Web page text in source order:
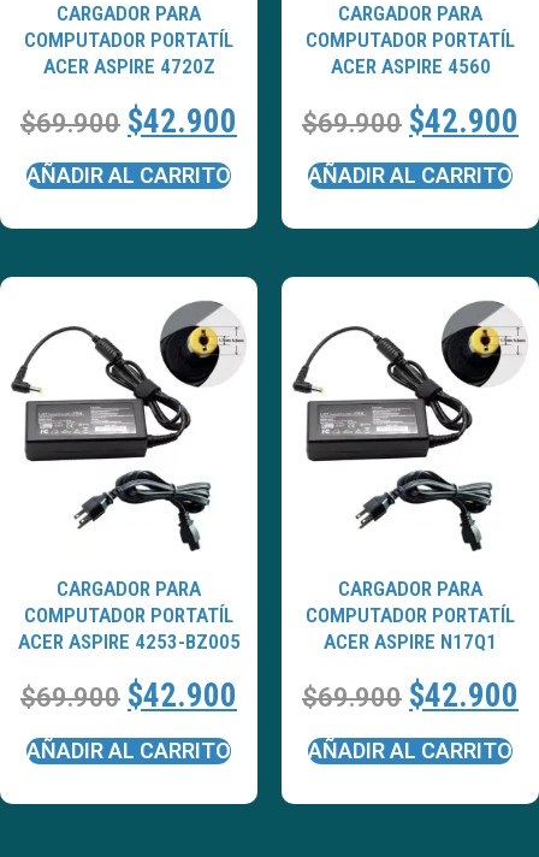
CARGADOR PARA
COMPUTADOR PORTATÍL
ACER ASPIRE 4720Z
$69.900 $42.900
AÑADIR AL CARRITO
CARGADOR PARA
COMPUTADOR PORTATÍL
ACER ASPIRE 4560
$69.900 $42.900
AÑADIR AL CARRITO
CARGADOR PARA
COMPUTADOR PORTATÍL
ACER ASPIRE 4253-BZ005
$69.900 $42.900
AÑADIR AL CARRITO
CARGADOR PARA
COMPUTADOR PORTATÍL
ACER ASPIRE N17Q1
$69.900 $42.900
AÑADIR AL CARRITO